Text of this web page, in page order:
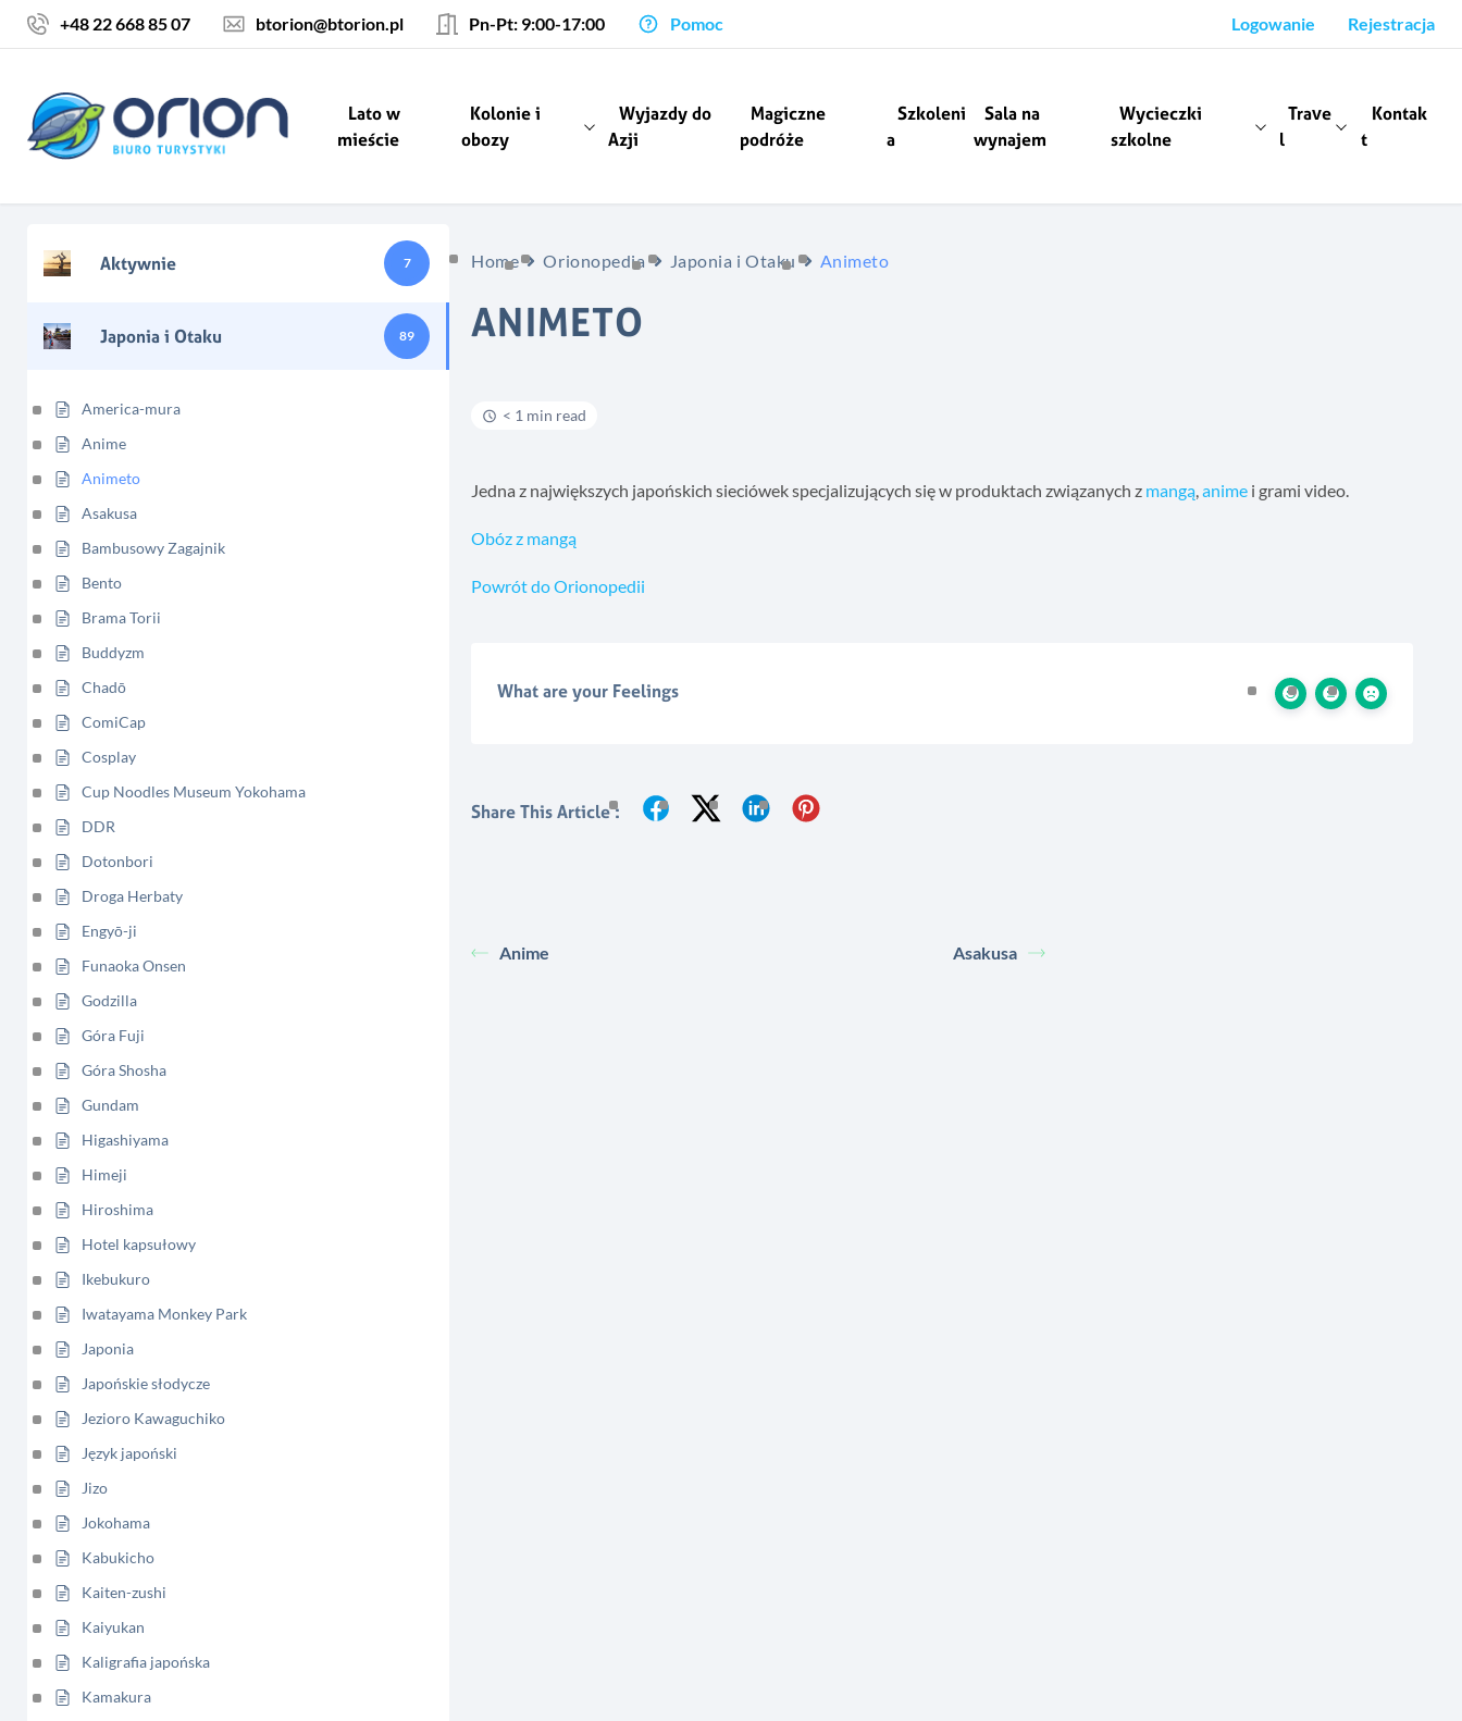
Skocz do treści
+48 22 668 85 07 btorion@btorion.pl Pn-Pt: 9:00-17:00 Pomoc Logowanie Rejestracja
Lato w
mieście
Kolonie i
obozy
Wyjazdy do
Azji
Magiczne
podróże
Szkoleni
a
Sala na
wynajem
Wycieczki
szkolne
Trave
l
Kontak
t
Aktywnie 7
Japonia i Otaku 89
America-mura
Anime
Animeto
Asakusa
Bambusowy Zagajnik
Bento
Brama Torii
Buddyzm
Chadō
ComiCap
Cosplay
Cup Noodles Museum Yokohama
DDR
Dotonbori
Droga Herbaty
Engyō-ji
Funaoka Onsen
Godzilla
Góra Fuji
Góra Shosha
Gundam
Higashiyama
Himeji
Hiroshima
Hotel kapsułowy
Ikebukuro
Iwatayama Monkey Park
Japonia
Japońskie słodycze
Jezioro Kawaguchiko
Język japoński
Jizo
Jokohama
Kabukicho
Kaiten-zushi
Kaiyukan
Kaligrafia japońska
Kamakura
Home Orionopedia Japonia i Otaku Animeto
ANIMETO
< 1 min read
Jedna z największych japońskich sieciówek specjalizujących się w produktach związanych z mangą,anime i grami video.
Obóz z mangą
Powrót do Orionopedii
What are your Feelings
Share This Article :
Anime Asakusa